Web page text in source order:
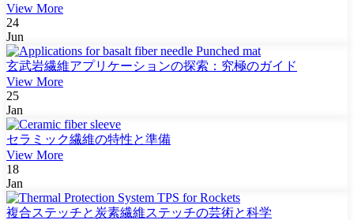
View More
24
Jun
玄武岩繊維アプリケーションの探索：究極のガイド
View More
25
Jan
セラミック繊維の特性と準備
View More
18
Jan
複合ステッチと炭素繊維ステッチの芸術と科学